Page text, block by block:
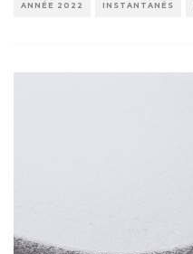
ANNÉE 2022 INSTANTANÉS